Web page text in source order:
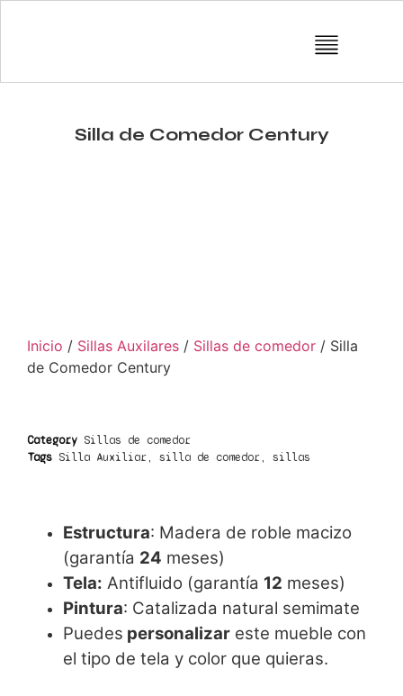
Silla de Comedor Century
Inicio / Sillas Auxilares / Sillas de comedor / Silla
de Comedor Century
Category Sillas de comedor
Tags Silla Auxiliar, silla de comedor, sillas
Estructura: Madera de roble macizo
(garantía 24 meses)
Tela: Antifluido (garantía 12 meses)
Pintura: Catalizada natural semimate
Puedes personalizar este mueble con
el tipo de tela y color que quieras.